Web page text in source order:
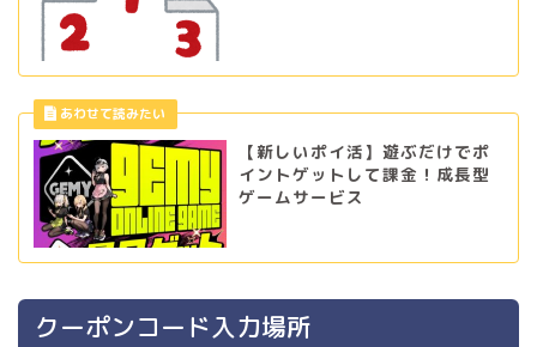
【新しいポイ活】遊ぶだけでポ
イントゲットして課金！成長型
ゲームサービス
クーポンコード入力場所